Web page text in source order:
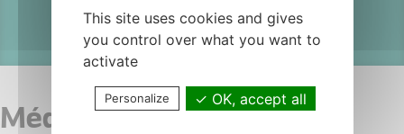
Médecin coordinateur -
This site uses cookies and gives
you control over what you want to
activate
Personalize OK, accept all